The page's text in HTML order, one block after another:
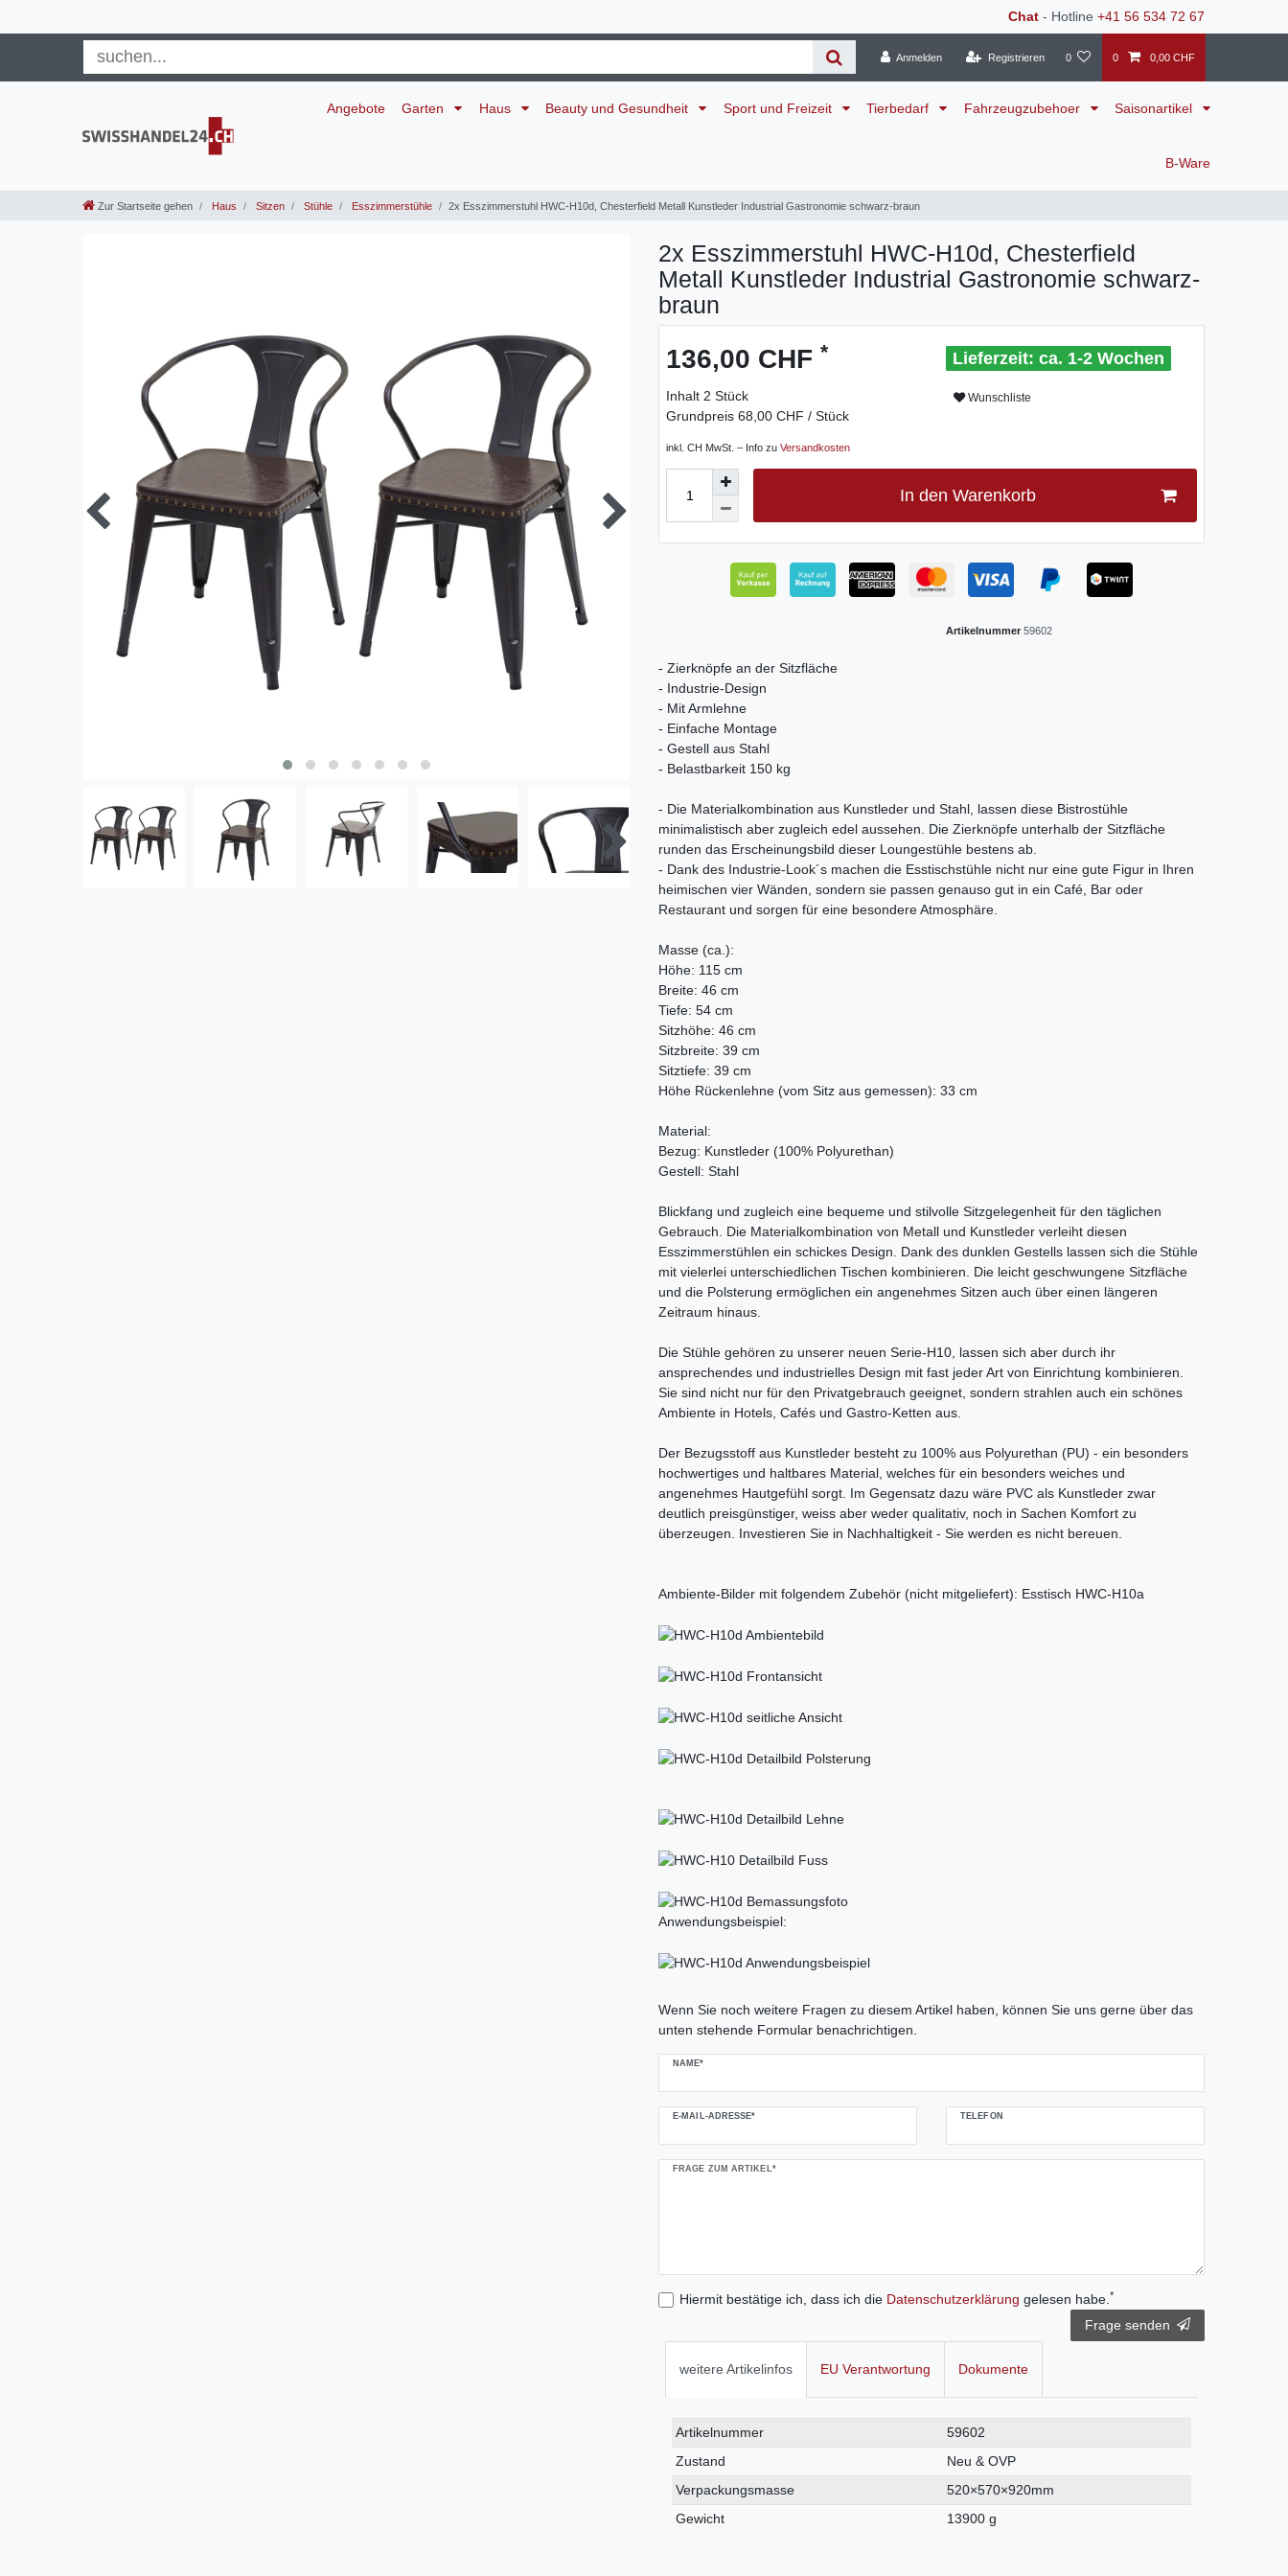
Chat - Hotline +41 56 534 72 67
Anmelden Registrieren 0 0 0,00 CHF
Angebote Garten Haus Beauty und Gesundheit Sport und Freizeit Tierbedarf Fahrzeugzubehoer Saisonartikel
B-Ware
Zur Startseite gehen Haus Sitzen Stühle Esszimmerstühle 2x Esszimmerstuhl HWC-H10d, Chesterfield Metall Kunstleder Industrial Gastronomie schwarz-braun
2x Esszimmerstuhl HWC-H10d, Chesterfield
Metall Kunstleder Industrial Gastronomie schwarz-
braun
136,00 CHF *
Inhalt 2 Stück
Grundpreis 68,00 CHF / Stück
inkl. CH MwSt. – Info zu Versandkosten
ca. 1-2 Wochen
Wunschliste
In den Warenkorb
Artikelnummer 59602
- Zierknöpfe an der Sitzfläche
- Industrie-Design
- Mit Armlehne
- Einfache Montage
- Gestell aus Stahl
- Belastbarkeit 150 kg
- Die Materialkombination aus Kunstleder und Stahl, lassen diese Bistrostühle
minimalistisch aber zugleich edel aussehen. Die Zierknöpfe unterhalb der Sitzfläche
runden das Erscheinungsbild dieser Loungestühle bestens ab.
- Dank des Industrie-Look´s machen die Esstischstühle nicht nur eine gute Figur in Ihren
heimischen vier Wänden, sondern sie passen genauso gut in ein Café, Bar oder
Restaurant und sorgen für eine besondere Atmosphäre.
Masse (ca.):
Höhe: 115 cm
Breite: 46 cm
Tiefe: 54 cm
Sitzhöhe: 46 cm
Sitzbreite: 39 cm
Sitztiefe: 39 cm
Höhe Rückenlehne (vom Sitz aus gemessen): 33 cm
Material:
Bezug: Kunstleder (100% Polyurethan)
Gestell: Stahl
Blickfang und zugleich eine bequeme und stilvolle Sitzgelegenheit für den täglichen
Gebrauch. Die Materialkombination von Metall und Kunstleder verleiht diesen
Esszimmerstühlen ein schickes Design. Dank des dunklen Gestells lassen sich die Stühle
mit vielerlei unterschiedlichen Tischen kombinieren. Die leicht geschwungene Sitzfläche
und die Polsterung ermöglichen ein angenehmes Sitzen auch über einen längeren
Zeitraum hinaus.
Die Stühle gehören zu unserer neuen Serie-H10, lassen sich aber durch ihr
ansprechendes und industrielles Design mit fast jeder Art von Einrichtung kombinieren.
Sie sind nicht nur für den Privatgebrauch geeignet, sondern strahlen auch ein schönes
Ambiente in Hotels, Cafés und Gastro-Ketten aus.
Der Bezugsstoff aus Kunstleder besteht zu 100% aus Polyurethan (PU) - ein besonders
hochwertiges und haltbares Material, welches für ein besonders weiches und
angenehmes Hautgefühl sorgt. Im Gegensatz dazu wäre PVC als Kunstleder zwar
deutlich preisgünstiger, weiss aber weder qualitativ, noch in Sachen Komfort zu
überzeugen. Investieren Sie in Nachhaltigkeit - Sie werden es nicht bereuen.
Ambiente-Bilder mit folgendem Zubehör (nicht mitgeliefert): Esstisch HWC-H10a
Anwendungsbeispiel:
Wenn Sie noch weitere Fragen zu diesem Artikel haben, können Sie uns gerne über das
unten stehende Formular benachrichtigen.
NAME*
E-MAIL-ADRESSE* TELEFON
FRAGE ZUM ARTIKEL*
Hiermit bestätige ich, dass ich die Daten­schutz­erklärung gelesen habe. *
Frage senden
weitere Artikelinfos EU Verantwortung Dokumente
Technisches
Merkmal
Wert
Artikelnummer
59602
Zustand
Neu & OVP
Verpackungsmasse
520×570×920mm
Gewicht
13900 g